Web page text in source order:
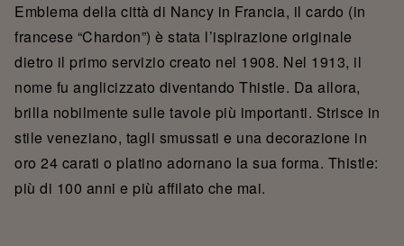
Emblema della città di Nancy in Francia, il cardo (in
francese “Chardon”) è stata l’ispirazione originale
dietro il primo servizio creato nel 1908. Nel 1913, il
nome fu anglicizzato diventando Thistle. Da allora,
brilla nobilmente sulle tavole più importanti. Strisce in
stile veneziano, tagli smussati e una decorazione in
oro 24 carati o platino adornano la sua forma. Thistle:
più di 100 anni e più affilato che mai.